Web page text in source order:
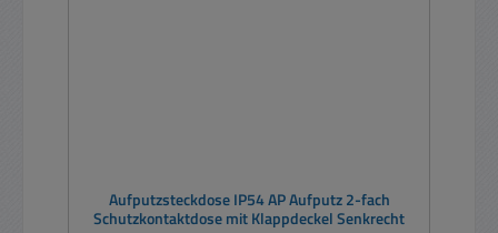
Aufputzsteckdose IP54 AP Aufputz 2-fach
Schutzkontaktdose mit Klappdeckel Senkrecht